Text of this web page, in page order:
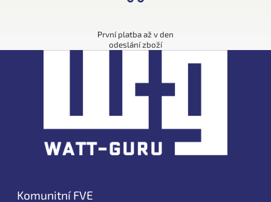
První platba až v den
odeslání zboží
Komunitní FVE